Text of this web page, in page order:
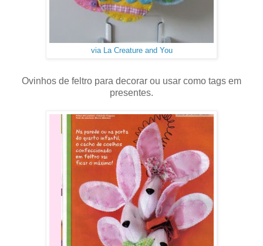
via La Creature and You
Ovinhos de feltro para decorar ou usar como tags em
presentes.